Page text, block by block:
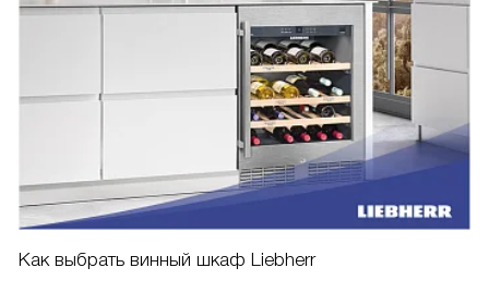
Как выбрать винный шкаф Liebherr